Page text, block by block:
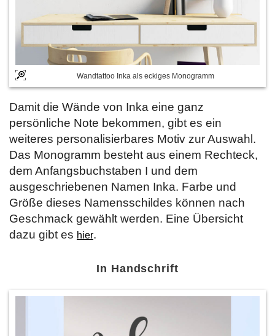
Wandtattoo Inka als eckiges Monogramm
Damit die Wände von Inka eine ganz
persönliche Note bekommen, gibt es ein
weiteres personalisierbares Motiv zur Auswahl.
Das Monogramm besteht aus einem Rechteck,
dem Anfangsbuchstaben I und dem
ausgeschriebenen Namen Inka. Farbe und
Größe dieses Namensschildes können nach
Geschmack gewählt werden. Eine Übersicht
dazu gibt es hier.
In Handschrift